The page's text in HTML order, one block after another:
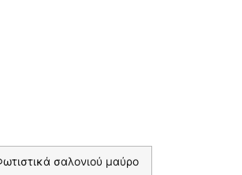
σαλονιού μαύρο